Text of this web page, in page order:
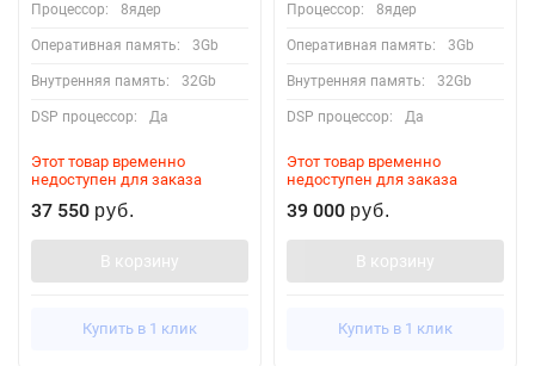
Процессор: 8ядер
Оперативная память: 3Gb
Внутренняя память: 32Gb
DSP процессор: Да
Этот товар временно
недоступен для заказа
37 550 руб.
В корзину
Купить в 1 клик
Процессор: 8ядер
Оперативная память: 3Gb
Внутренняя память: 32Gb
DSP процессор: Да
Этот товар временно
недоступен для заказа
39 000 руб.
В корзину
Купить в 1 клик